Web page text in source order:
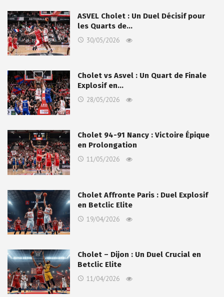
ASVEL Cholet : Un Duel Décisif pour
les Quarts de…
30/05/2026
Cholet vs Asvel : Un Quart de Finale
Explosif en…
28/05/2026
Cholet 94-91 Nancy : Victoire Épique
en Prolongation
11/05/2026
Cholet Affronte Paris : Duel Explosif
en Betclic Elite
19/04/2026
Cholet – Dijon : Un Duel Crucial en
Betclic Elite
11/04/2026